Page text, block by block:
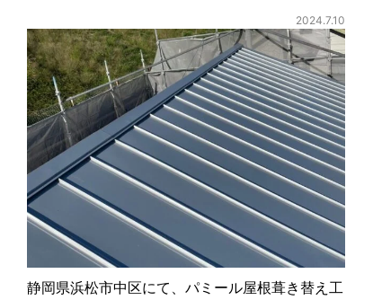
2024.7.10
静岡県浜松市中区にて、パミール屋根葺き替え工